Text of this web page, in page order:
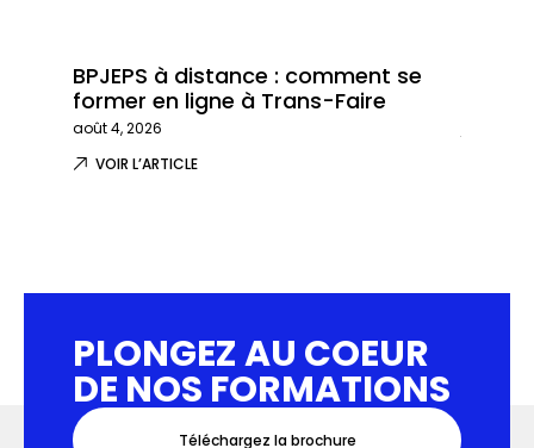
BPJEPS à distance : comment se
former en ligne à Trans-Faire
août 4, 2026
VOIR L’ARTICLE
PLONGEZ AU COEUR
DE NOS FORMATIONS
Téléchargez la brochure